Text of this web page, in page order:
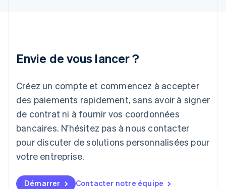
Envie de vous lancer ?
Créez un compte et commencez à accepter
des paiements rapidement, sans avoir à signer
de contrat ni à fournir vos coordonnées
bancaires. N'hésitez pas à nous contacter
pour discuter de solutions personnalisées pour
votre entreprise.
Démarrer Contacter notre équipe
日本語 English
English
Liechtenstein
Deutsch English
Lituanie
English
Luxembourg
FrançaisDeutschEnglish
Malaisie
Malte
English